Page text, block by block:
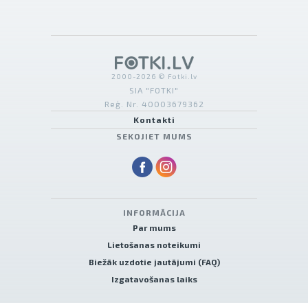
2000-2026 © Fotki.lv
SIA "FOTKI"
Reģ. Nr. 40003679362
Kontakti
SEKOJIET MUMS
INFORMĀCIJA
Par mums
Lietošanas noteikumi
Biežāk uzdotie jautājumi (FAQ)
Izgatavošanas laiks